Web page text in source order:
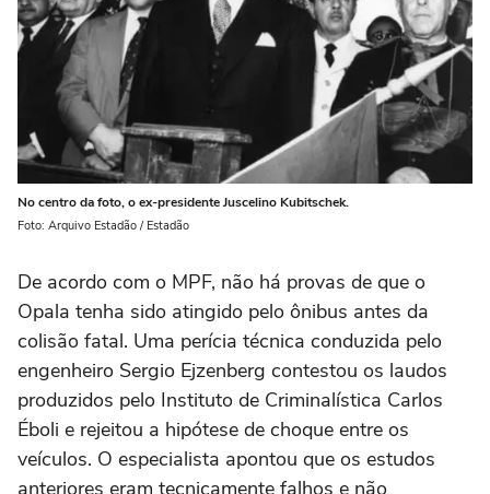
No centro da foto, o ex-presidente Juscelino Kubitschek.
Foto: Arquivo Estadão / Estadão
De acordo com o MPF, não há provas de que o
Opala tenha sido atingido pelo ônibus antes da
colisão fatal. Uma perícia técnica conduzida pelo
engenheiro Sergio Ejzenberg contestou os laudos
produzidos pelo Instituto de Criminalística Carlos
Éboli e rejeitou a hipótese de choque entre os
veículos. O especialista apontou que os estudos
anteriores eram tecnicamente falhos e não